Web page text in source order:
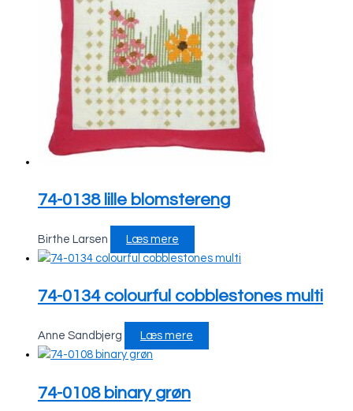
74-0138 lille blomstereng
Birthe Larsen Læs mere
74-0134 colourful cobblestones multi
Anne Sandbjerg Læs mere
74-0108 binary grøn